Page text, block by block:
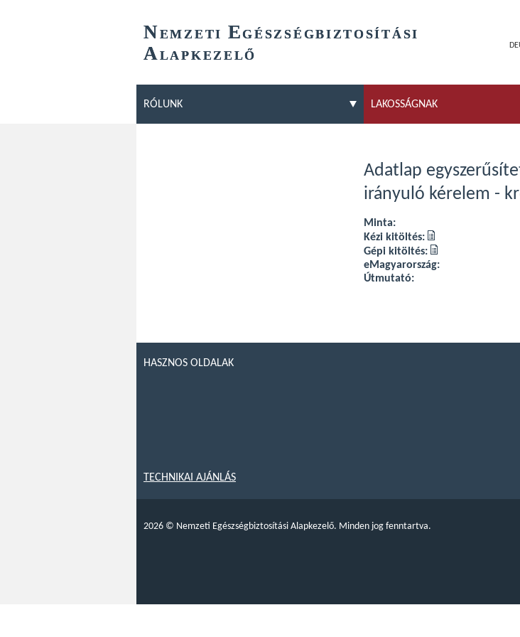
NEMZETI EGÉSZSÉGBIZTOSÍTÁSI
ALAPKEZELŐ
RÓLUNK LAKOSSÁGNAK
Adatlap
irányuló kérelem -
Minta:
Kézi kitöltés:
Gépi kitöltés:
eMagyarország:
Útmutató:
HASZNOS OLDALAK
TECHNIKAI AJÁNLÁS
2026 © Nemzeti Egészségbiztosítási Alapkezelő. Minden jog fenntartva.